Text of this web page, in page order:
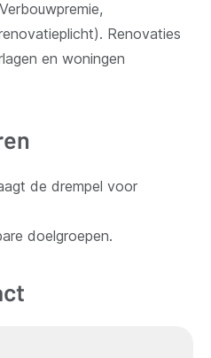
Renovaties
en woningen
de drempel voor
doelgroepen.